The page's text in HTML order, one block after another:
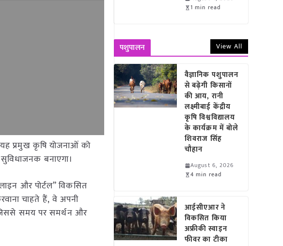
यह प्रमुख कृषि योजनाओं को
बनाएगा।
और पोर्टल” विकसित
चाहते हैं, वे अपनी
समय पर समर्थन और
1 min read
पशुपालन View All
वैज्ञानिक पशुपालन
से बढ़ेगी किसानों
की आय, रानी
लक्ष्मीबाई केंद्रीय
कृषि विश्वविद्यालय
के कार्यक्रम में बोले
शिवराज सिंह
चौहान
August 6, 2026
4 min read
आईसीएआर ने
विकसित किया
अफ्रीकी स्वाइन
फीवर का टीका